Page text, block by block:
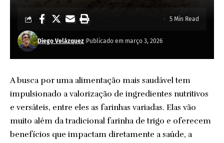
Diego Velázquez Publicado em março 3, 2026
5 Min Read
A busca por uma alimentação mais saudável tem
impulsionado a valorização de ingredientes nutritivos
e versáteis, entre eles as farinhas variadas. Elas vão
muito além da tradicional farinha de trigo e oferecem
benefícios que impactam diretamente a saúde, a